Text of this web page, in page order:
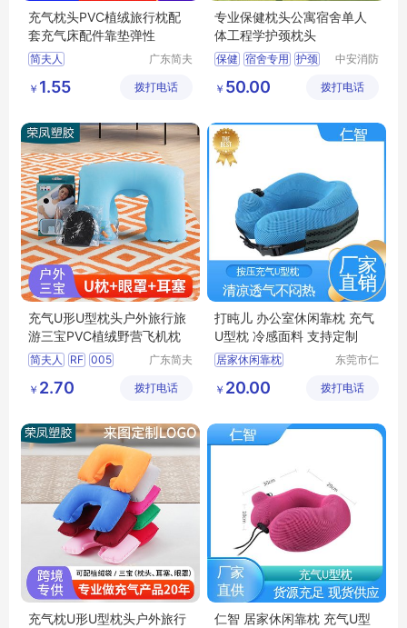
充气枕头PVC植绒旅行枕配
套充气床配件靠垫弹性
简夫人
广东简夫
限公司
￥ 1.55 拨打电话
专业保健枕头公寓宿舍单人
体工程学护颈枕头
保健 宿舍专用 护颈
中安消防
东）有限
￥ 50.00 拨打电话
充气U形U型枕头户外旅行旅
游三宝PVC植绒野营飞机枕
简夫人 RF 005
广东简夫
限公司
￥ 2.70 拨打电话
打盹儿 办公室休闲靠枕 充气
U型枕 冷感面料 支持定制
居家休闲靠枕
透气型U型枕
东莞市仁
技有限公
￥ 20.00 拨打电话
充气枕U形U型枕头户外旅行
仁智 居家休闲靠枕 充气U型